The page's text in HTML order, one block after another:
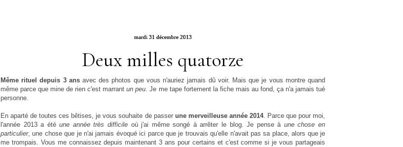
mardi 31 décembre 2013
Deux milles quatorze
Même rituel depuis 3 ansavec des photos que vous n'auriez jamais dû voir. Mais que je vous montre quand
même parce que mine de rien c'est marrantun peu. Je me tape fortement la fiche mais au fond, ça n'a jamais tué
personne.
En aparté de toutes ces bêtises, je vous souhaite de passer une merveilleuse année 2014. Parce que pour moi,
l'année 2013 a étéune année très difficile où j'ai même songé à arrêter le blog. Je pense à une chose en
particulier, une chose que je n'ai jamais évoqué ici parce que je trouvais qu'elle n'avait pas sa place, alors que je
me trompais. Vous me connaissez depuis maintenant 3 ans pour certains et c'est comme si je vous partageais